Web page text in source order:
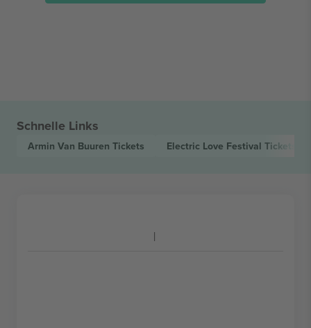
Schnelle Links
Armin Van Buuren Tickets Electric Love Festival Tickets